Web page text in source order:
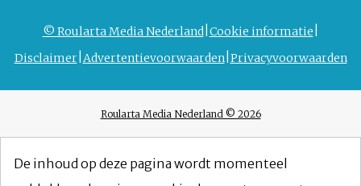
© Roularta Media Nederland Cookie informatie
Disclaimer Advertentievoorwaarden Privacyvoorwaarden
Roularta Media Nederland © 2026
De inhoud op deze pagina wordt momenteel